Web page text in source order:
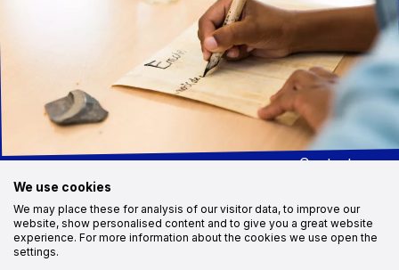
contact@alesia.com
Facebook
Youtube
Démarche
RSE
Recrutement
Marchés
publics
Contact
Plan du site
Déclaration d’accessibilité : partiellement conforme
Mentions légalesProtections des données
We use cookies
We may place these for analysis of our visitor data, to improve our
website, show personalised content and to give you a great website
experience. For more information about the cookies we use open the
settings.